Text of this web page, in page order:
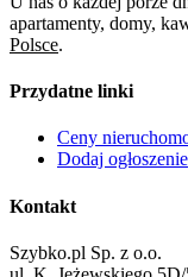
apartamenty, domy,
Polsce.
Przydatne linki
Ceny
Dodaj ogłoszenie
Kontakt
Szybko.pl Sp. z o.o.